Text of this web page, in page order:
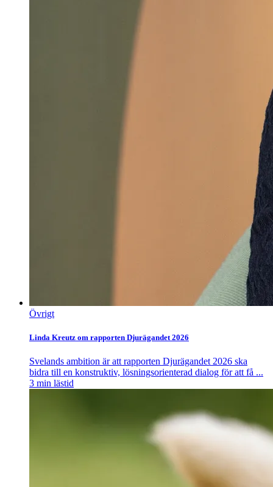
Övrigt
Linda Kreutz om rapporten Djurägandet 2026
Svelands ambition är att rapporten Djurägandet 2026 ska
bidra till en konstruktiv, lösningsorienterad dialog för att få ...
3 min lästid